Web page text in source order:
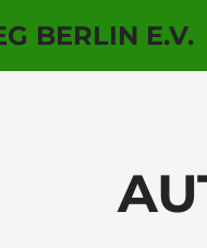
BERLIN E.V.